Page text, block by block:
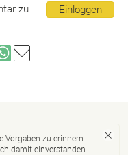
Einloggen
zu
Vorgaben zu erinnern.
damit einverstanden.